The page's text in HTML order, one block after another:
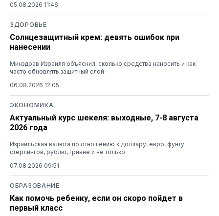
05.08.2026 11:46
ЗДОРОВЬЕ
Солнцезащитный крем: девять ошибок при
нанесении
Минздрав Израиля объяснил, сколько средства наносить и как
часто обновлять защитный слой
06.08.2026 12:05
ЭКОНОМИКА
Актуальный курс шекеля: выходные, 7-8 августа
2026 года
Израильская валюта по отношению к доллару, евро, фунту
стерлингов, рублю, гривне и не только
07.08.2026 09:51
ОБРАЗОВАНИЕ
Как помочь ребенку, если он скоро пойдет в
первый класс